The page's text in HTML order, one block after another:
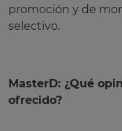
promoción y de
selectivo.
MasterD: ¿Qué
ofrecido?